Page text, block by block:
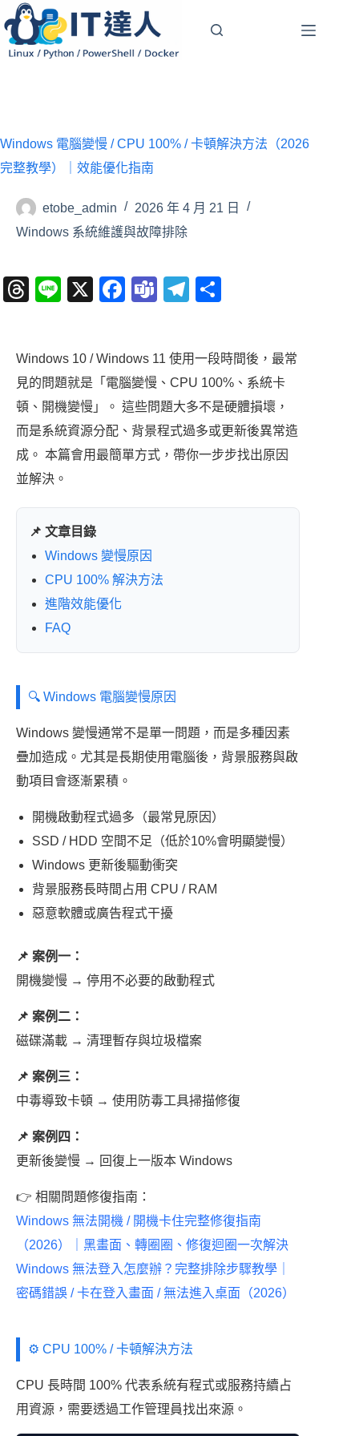
至
主
Windows 電腦變慢 / CPU 100% / 卡頓解決方法（2026
完整教學）｜效能優化指南
etobe_admin
2026 年 4 月 21 日
Windows 系統維護與故障排除
T
a
d
s
Li
X
F
e
b
o
o
k
T
m
s
T
gr
a
m
Windows 10 / Windows 11 使用一段時間後，最常
見的問題就是「電腦變慢、CPU 100%、系統卡
頓、開機變慢」。 這些問題大多不是硬體損壞，
而是系統資源分配、背景程式過多或更新後異常造
成。 本篇會用最簡單方式，帶你一步步找出原因
並解決。
📌 文章目錄
Windows 變慢原因
CPU 100% 解決方法
進階效能優化
FAQ
🔍 Windows 電腦變慢原因
Windows 變慢通常不是單一問題，而是多種因素
疊加造成。尤其是長期使用電腦後，背景服務與啟
動項目會逐漸累積。
開機啟動程式過多（最常見原因）
SSD / HDD 空間不足（低於10%會明顯變慢）
Windows 更新後驅動衝突
背景服務長時間占用 CPU / RAM
惡意軟體或廣告程式干擾
📌 案例一：
開機變慢 → 停用不必要的啟動程式
📌 案例二：
磁碟滿載 → 清理暫存與垃圾檔案
📌 案例三：
中毒導致卡頓 → 使用防毒工具掃描修復
📌 案例四：
更新後變慢 → 回復上一版本 Windows
👉 相關問題修復指南：
Windows 無法開機 / 開機卡住完整修復指南
（2026）｜黑畫面、轉圈圈、修復迴圈一次解決
Windows 無法登入怎麼辦？完整排除步驟教學｜
密碼錯誤 / 卡在登入畫面 / 無法進入桌面（2026）
⚙️ CPU 100% / 卡頓解決方法
CPU 長時間 100% 代表系統有程式或服務持續占
用資源，需要透過工作管理員找出來源。